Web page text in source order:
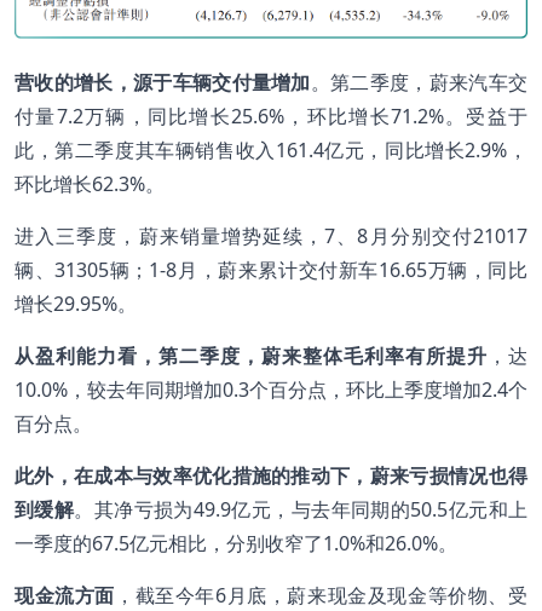
营收的增长，源于车辆交付量增加。第二季度，蔚来汽车交
付量7.2万辆，同比增长25.6%，环比增长71.2%。受益于
此，第二季度其车辆销售收入161.4亿元，同比增长2.9%，
环比增长62.3%。
进入三季度，蔚来销量增势延续，7、8月分别交付21017
辆、31305辆；1-8月，蔚来累计交付新车16.65万辆，同比
增长29.95%。
从盈利能力看，第二季度，蔚来整体毛利率有所提升 ，达
10.0%，较去年同期增加0.3个百分点，环比上季度增加2.4个
百分点。
此外，在成本与效率优化措施的推动下，蔚来亏损情况也得
到缓解。其净亏损为49.9亿元，与去年同期的50.5亿元和上
一季度的67.5亿元相比，分别收窄了1.0%和26.0%。
现金流方面 ，截至今年6月底，蔚来现金及现金等价物、受